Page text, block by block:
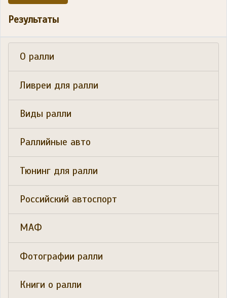
Результаты
О ралли
Ливреи для ралли
Виды ралли
Раллийные авто
Тюнинг для ралли
Российский автоспорт
МАФ
Фотографии ралли
Книги о ралли